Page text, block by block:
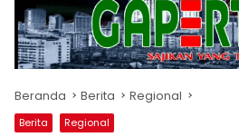
Beranda Berita Regional
Berita Regional